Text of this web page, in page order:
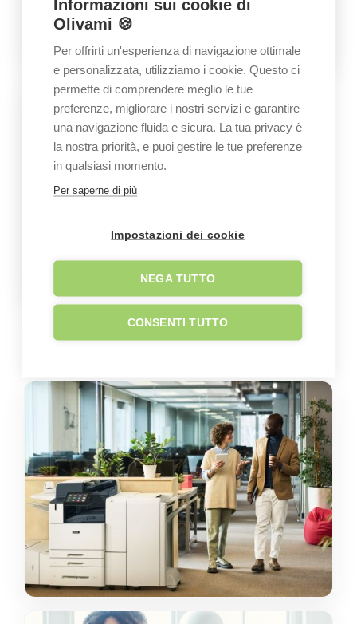
Informazioni sui cookie di
Olivami 🍪
Per offrirti un'esperienza di navigazione ottimale
e personalizzata, utilizziamo i cookie. Questo ci
permette di comprendere meglio le tue
preferenze, migliorare i nostri servizi e garantire
una navigazione fluida e sicura. La tua privacy è
la nostra priorità, e puoi gestire le tue preferenze
in qualsiasi momento.
Per saperne di più
Impostazioni dei cookie
NEGA TUTTO
CONSENTI TUTTO